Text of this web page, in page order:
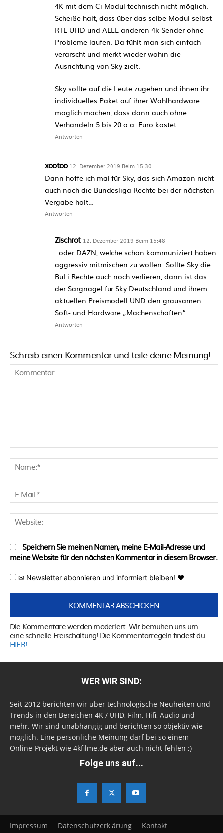
4K mit dem Ci Modul technisch nicht möglich.
Scheiße halt, dass über das selbe Modul selbst
RTL UHD und ALLE anderen 4k Sender ohne
Probleme laufen. Da fühlt man sich einfach
verarscht und merkt wieder wohin die
Ausrichtung von Sky zielt.
Sky sollte auf die Leute zugehen und ihnen ihr
individuelles Paket auf ihrer Wahlhardware
möglich machen, dass dann auch ohne
Verhandeln 5 bis 20 o.ä. Euro kostet.
Antworten
xootoo 12. Dezember 2019 Beim 15:30
Dann hoffe ich mal für Sky, das sich Amazon nicht
auch noch die Bundesliga Rechte bei der nächsten
Vergabe holt…
Antworten
Zischrot 12. Dezember 2019 Beim 15:48
..oder DAZN, welche schon kommuniziert haben
aggressiv mitmischen zu wollen. Sollte Sky die
BuLi Rechte auch noch verlieren, dann ist das
der Sargnagel für Sky Deutschland und ihrem
aktuellen Preismodell UND den grausamen
Soft- und Hardware „Machenschaften“.
Antworten
Schreib einen Kommentar und teile deine Meinung!
Speichern Sie meinen Namen, meine E-Mail-Adresse und
meine Website für den nächsten Kommentar in diesem Browser.
✉ Newsletter abonnieren und informiert bleiben! ♥
Die Kommentare werden moderiert. Wir bemühen uns um
eine schnelle Freischaltung! Die Kommentarregeln findest du
HIER!
WER WIR SIND:
Seit 2012 berichten wir über technologische Neuheiten und
Trends in den Bereichen 4K / UHD, Film, Hifi, Audio und
mehr. Wir sind unabhängig und berichten so objektiv wie
möglich. Eine persönliche Meinung darf bei so einem
Online-Projekt wie 4kfilme.de aber auch nicht fehlen ;)
Folge uns auf...
Impressum Datenschutzerklärung Kontakt